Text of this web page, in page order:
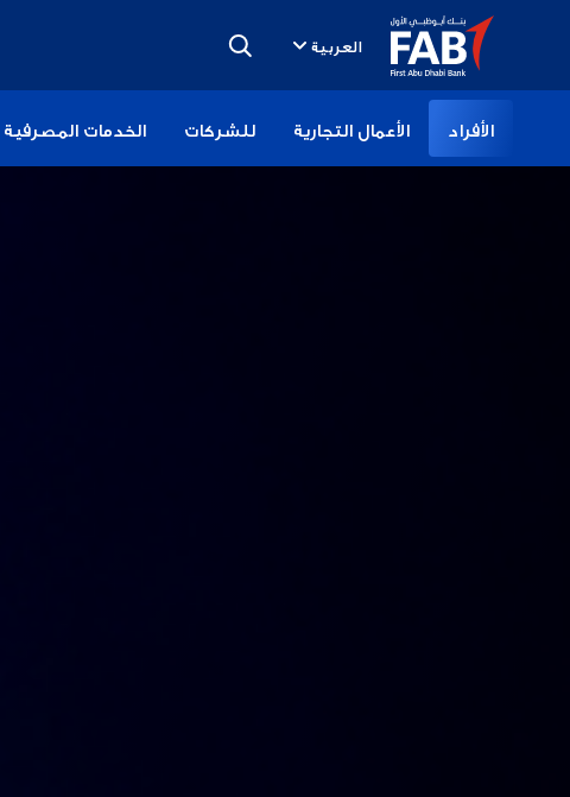
العربية
الأفراد الأعمال التجارية للشركات الخدمات المصرفية